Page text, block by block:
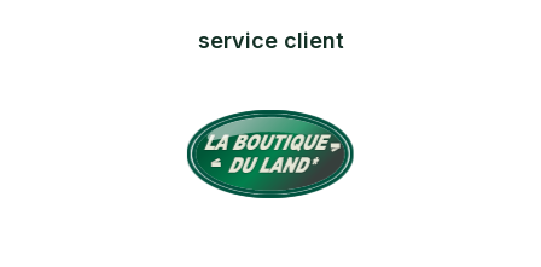
service client